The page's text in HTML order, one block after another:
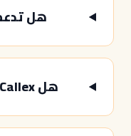
هل
هل Callex متوافقة مع TDRA؟